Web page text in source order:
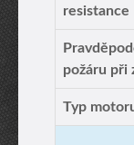
resistance
požáru při
Typ